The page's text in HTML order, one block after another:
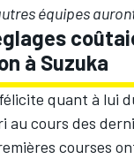
équipes
à Suzuka
quant à lui
cours des
courses